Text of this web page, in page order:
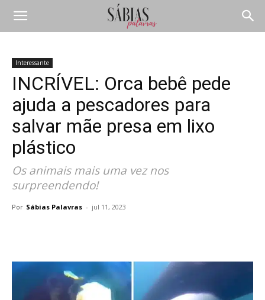
Interessante
INCRÍVEL: Orca bebê pede
ajuda a pescadores para
salvar mãe presa em lixo
plástico
Os animais mais uma vez nos
surpreendendo!
Por Sábias Palavras - jul 11, 2023